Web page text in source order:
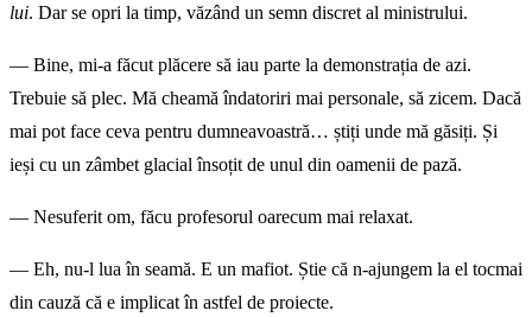
lui. Dar se opri la timp, văzând un semn discret al ministrului.
— Bine, mi-a făcut plăcere să iau parte la demonstrația de azi.
Trebuie să plec. Mă cheamă îndatoriri mai personale, să zicem. Dacă
mai pot face ceva pentru dumneavoastră… știți unde mă găsiți. Și
ieși cu un zâmbet glacial însoțit de unul din oamenii de pază.
— Nesuferit om, făcu profesorul oarecum mai relaxat.
— Eh, nu-l lua în seamă. E un mafiot. Știe că n-ajungem la el tocmai
din cauză că e implicat în astfel de proiecte.